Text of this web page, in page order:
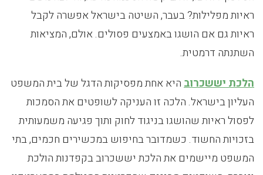
ראיות מפלילות? בעבר, השיטה בישראל אפשרה לקבל
ראיות גם אם הושגו באמצעים פסולים. אולם, המציאות
השתנתה דרמטית.
הלכת יששכרובהיא אחת מפסיקות הדגל של בית המשפט
העליון בישראל. הלכה זו העניקה לשופטים את הסמכות
לפסול ראיות שהושגו בניגוד לחוק ותוך פגיעה משמעותית
בזכויות החשוד. כשמדובר בחיפוש במכשירים חכמים, בתי
המשפט מיישמים את הלכת יששכרוב בקפדנות הולכת